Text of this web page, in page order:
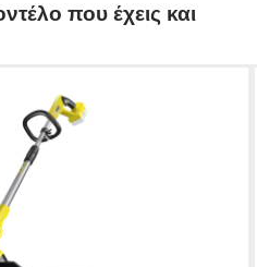
που έχεις και